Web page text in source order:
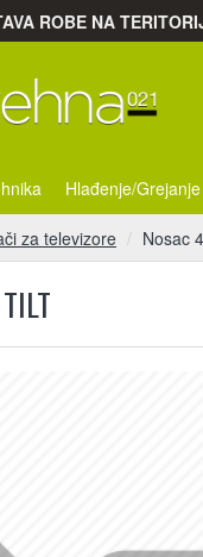
ROBE NA
Hlađenje/Grejanje
za televizore Nosac